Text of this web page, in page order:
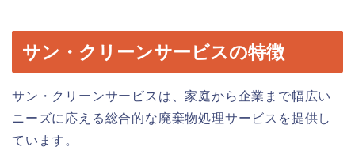
サン・クリーンサービスの特徴
サン・クリーンサービスは、家庭から企業まで幅広い
ニーズに応える総合的な廃棄物処理サービスを提供し
ています。